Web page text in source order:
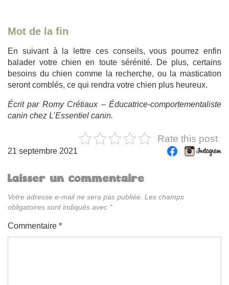
Mot de la fin
En suivant à la lettre ces conseils, vous pourrez enfin
balader votre chien en toute sérénité. De plus, certains
besoins du chien comme la recherche, ou la mastication
seront comblés, ce qui rendra votre chien plus heureux.
Écrit par Romy Crétiaux – Éducatrice-comportementaliste
canin chez L’Essentiel canin.
Rate this post
21 septembre 2021
Laisser un commentaire
Votre adresse e-mail ne sera pas publiée. Les champs
obligatoires sont indiqués avec *
Commentaire *